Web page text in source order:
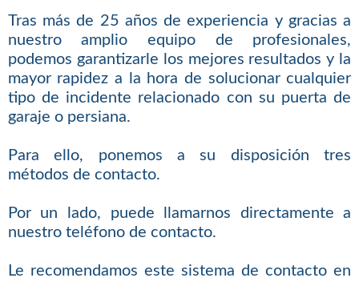
Tras más de 25 años de experiencia y gracias a
nuestro amplio equipo de profesionales,
podemos garantizarle los mejores resultados y la
mayor rapidez a la hora de solucionar cualquier
tipo de incidente relacionado con su puerta de
garaje o persiana.
Para ello, ponemos a su disposición tres
métodos de contacto.
Por un lado, puede llamarnos directamente a
nuestro teléfono de contacto.
Le recomendamos este sistema de contacto en